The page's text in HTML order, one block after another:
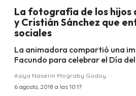
La fotografía de los hijos
y Cristián Sánchez que
sociales
La animadora compartió una
Facundo para celebrar el Día
Asiya Naserin Mograby Godoy
6 agosto, 2018 a las 10:17